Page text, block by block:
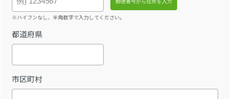
※ハイフンなし、半角数字で入力してください。
都道府県
市区町村